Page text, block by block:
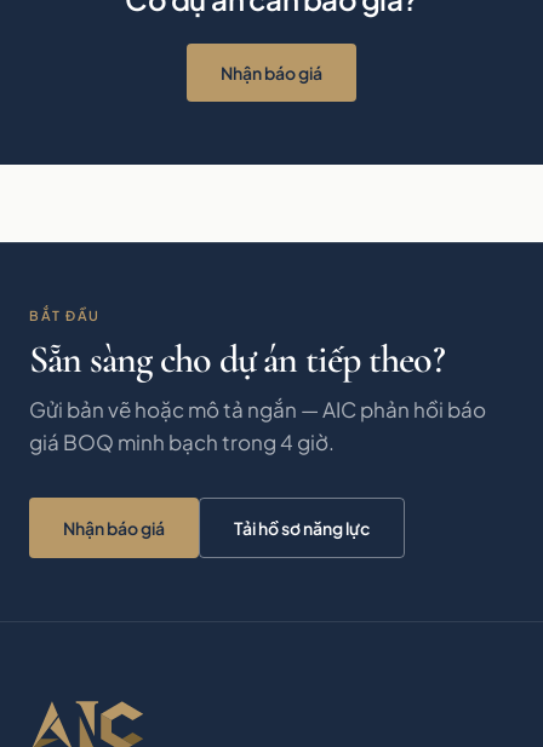
Nhận báo giá
BẮT ĐẦU
Sẵn sàng cho dự án tiếp theo?
Gửi bản vẽ hoặc mô tả ngắn — AIC phản hồi báo
giá BOQ minh bạch trong 4 giờ.
Nhận báo giá Tải hồ sơ năng lực